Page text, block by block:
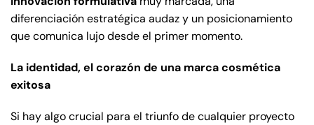
diferenciación estratégica audaz y un posicionamiento
que comunica lujo desde el primer momento.
La identidad, el corazón de una marca cosmética
exitosa
Si hay algo crucial para el triunfo de cualquier proyecto